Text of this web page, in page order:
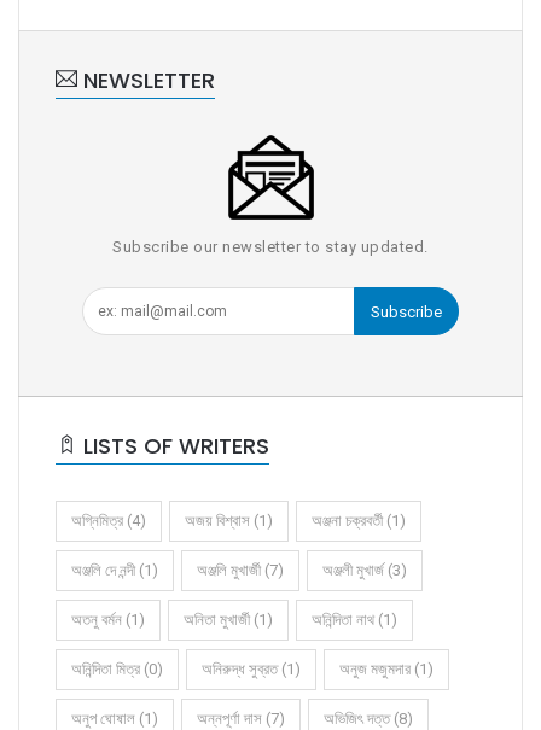
NEWSLETTER
Subscribe our newsletter to stay updated.
Subscribe
LISTS OF WRITERS
অগ্নিমিত্র (4) অজয় বিশ্বাস (1) অঞ্জনা চক্রবর্তী (1)
অঞ্জলি দে নন্দী (1) অঞ্জলি মুখার্জী (7) অঞ্জলী মুখার্জ (3)
অতনু বর্মন (1) অনিতা মুখার্জী (1) অনিন্দিতা নাথ (1)
অনিন্দিতা মিত্র (0) অনিরুদ্ধ সুব্রত (1) অনুজ মজুমদার (1)
অনুপ ঘোষাল (1) অন্নপূর্ণা দাস (7) অভিজিৎ দত্ত (8)